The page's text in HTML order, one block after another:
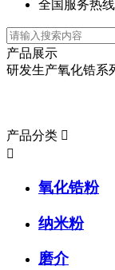
全国服务热
产品展示
研发生产氧化锆系
产品分类 

氧化锆粉
纳米粉
磨介